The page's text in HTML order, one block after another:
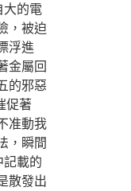
大的電
，被迫
浮進
金屬回
的邪惡
促著
准動我
，瞬間
載的
散發出